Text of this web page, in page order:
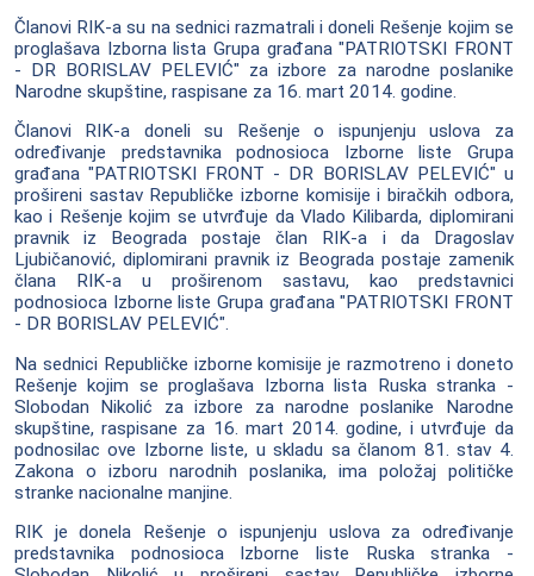
Članovi RIK-a su na sednici razmatrali i doneli Rešenje kojim se
proglašava Izborna lista Grupa građana "PATRIOTSKI FRONT
- DR BORISLAV PELEVIĆ" za izbore za narodne poslanike
Narodne skupštine, raspisane za 16. mart 2014. godine.
Članovi RIK-a doneli su Rešenje o ispunjenju uslova za
određivanje predstavnika podnosioca Izborne liste Grupa
građana "PATRIOTSKI FRONT - DR BORISLAV PELEVIĆ" u
prošireni sastav Republičke izborne komisije i biračkih odbora,
kao i Rešenje kojim se utvrđuje da Vlado Kilibarda, diplomirani
pravnik iz Beograda postaje član RIK-a i da Dragoslav
Ljubičanović, diplomirani pravnik iz Beograda postaje zamenik
člana RIK-a u proširenom sastavu, kao predstavnici
podnosioca Izborne liste Grupa građana "PATRIOTSKI FRONT
- DR BORISLAV PELEVIĆ".
Na sednici Republičke izborne komisije je razmotreno i doneto
Rešenje kojim se proglašava Izborna lista Ruska stranka -
Slobodan Nikolić za izbore za narodne poslanike Narodne
skupštine, raspisane za 16. mart 2014. godine, i utvrđuje da
podnosilac ove Izborne liste, u skladu sa članom 81. stav 4.
Zakona o izboru narodnih poslanika, ima položaj političke
stranke nacionalne manjine.
RIK je donela Rešenje o ispunjenju uslova za određivanje
predstavnika podnosioca Izborne liste Ruska stranka -